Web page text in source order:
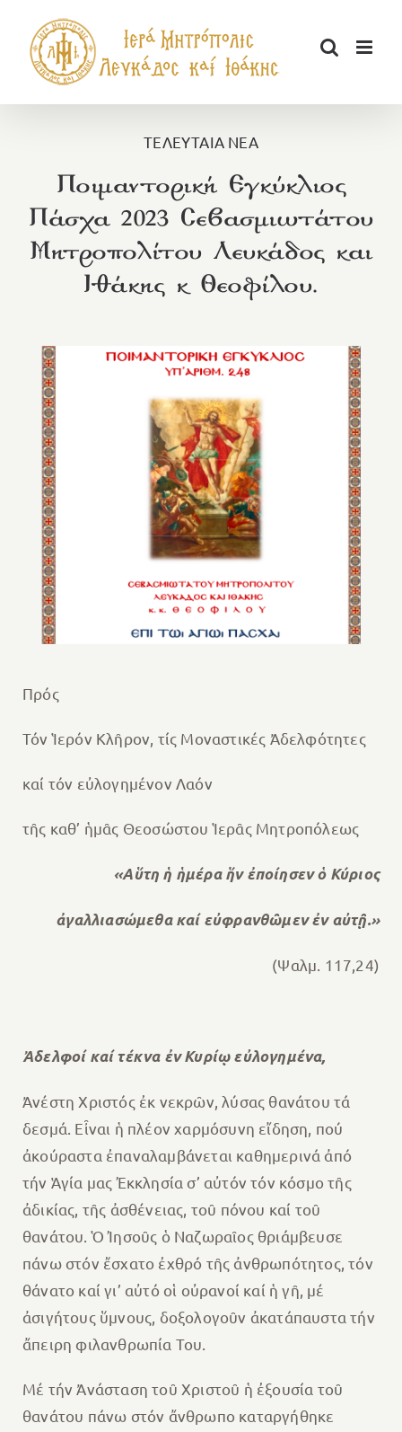
περιεχόμενο
ΤΕΛΕΥΤΑΙΑ ΝΕΑ
Ποιμαντορική Εγκύκλιος
Πάσχα 2023 Σεβασμιωτάτου
Μητροπολίτου Λευκάδος και
Ιθάκης κ Θεοφίλου.
Πρός
Τόν Ἱερόν Κλῆρον, τίς Μοναστικές Ἀδελφότητες
καί τόν εὐλογημένον Λαόν
τῆς καθ’ ἡμᾶς Θεοσώστου Ἱερᾶς Μητροπόλεως
«Αὕτη ἡ ἡμέρα ἥν ἐποίησεν ὁ Κύριος
ἀγαλλιασώμεθα καί εὐφρανθῶμεν ἐν αὐτῇ.»
(Ψαλμ. 117,24)
Ἀδελφοί καί τέκνα ἐν Κυρίῳ εὐλογημένα,
Ἀνέστη Χριστός ἐκ νεκρῶν, λύσας θανάτου τά
δεσμά. Εἶναι ἡ πλέον χαρμόσυνη εἴδηση, πού
ἀκούραστα ἐπαναλαμβάνεται καθημερινά ἀπό
τήν Ἁγία μας Ἐκκλησία σ’ αὐτόν τόν κόσμο τῆς
ἀδικίας, τῆς ἀσθένειας, τοῦ πόνου καί τοῦ
θανάτου. Ὁ Ἰησοῦς ὁ Ναζωραῖος θριάμβευσε
πάνω στόν ἔσχατο ἐχθρό τῆς ἀνθρωπότητος, τόν
θάνατο καί γι’ αὐτό οἱ οὐρανοί καί ἡ γῆ, μέ
ἀσιγήτους ὕμνους, δοξολογοῦν ἀκατάπαυστα τήν
ἄπειρη φιλανθρωπία Του.
Μέ τήν Ἀνάσταση τοῦ Χριστοῦ ἡ ἐξουσία τοῦ
θανάτου πάνω στόν ἄνθρωπο καταργήθηκε